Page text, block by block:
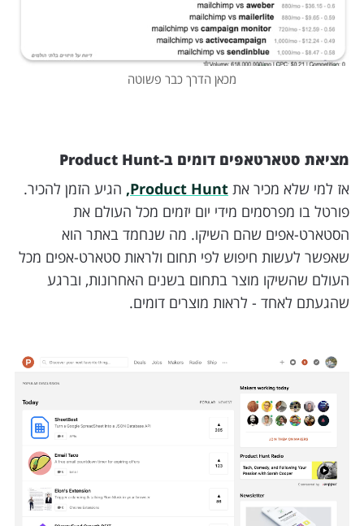
מכאן הדרך כבר פשוטה
מציאת סטארטאפים דומים ב-Product Hunt
אז למי שלא מכיר את Product Hunt, הגיע הזמן להכיר.
פורטל בו מפרסמים מידי יום יזמים מכל העולם את
הסטארט-אפים שהם השיקו. מה שנחמד באתר הוא
שאפשר לעשות חיפוש לפי תחום ולראות סטארט-אפים מכל
העולם שהשיקו מוצר בתחום בשנים האחרונות, וברגע
שהגעתם לאחד - לראות מוצרים דומים.